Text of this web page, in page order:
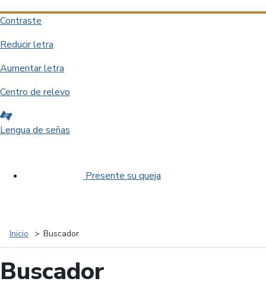
Contraste
Reducir letra
Aumentar letra
Centro de relevo
Lengua de señas
Presente su queja
Inicio Buscador
Buscador